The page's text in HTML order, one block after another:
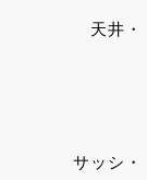
天井・・
サッシ・